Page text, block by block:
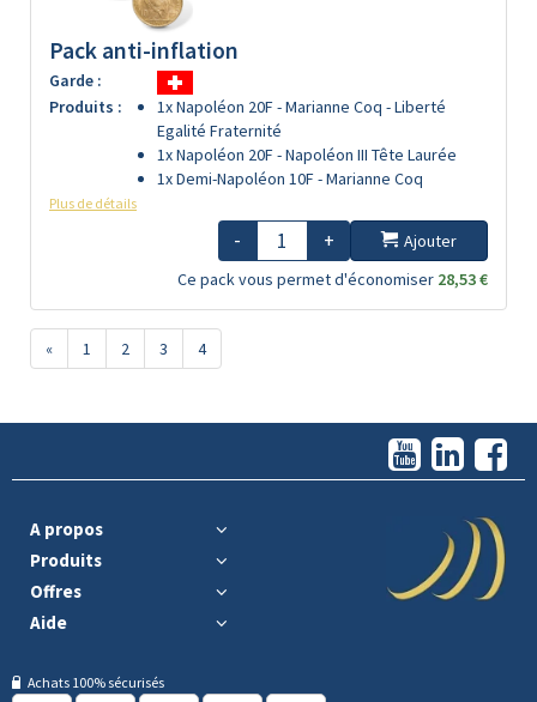
Pack anti-inflation
Garde :
Produits :
1x Napoléon 20F - Marianne Coq - Liberté
Egalité Fraternité
1x Napoléon 20F - Napoléon III Tête Laurée
1x Demi-Napoléon 10F - Marianne Coq
Plus de détails
- +
Ajouter
Ce pack vous permet d'économiser 28,53 €
« 1 2 3 4
A propos
Produits
Offres
Aide
Achats 100% sécurisés